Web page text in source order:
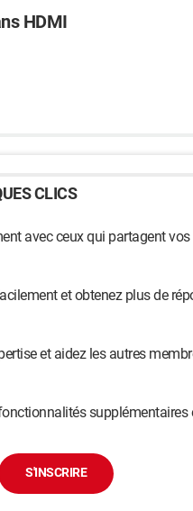
HDMI
CLICS
avec ceux qui partagent vos
et obtenez plus de
et aidez les autres
supplémentaires
S'INSCRIRE